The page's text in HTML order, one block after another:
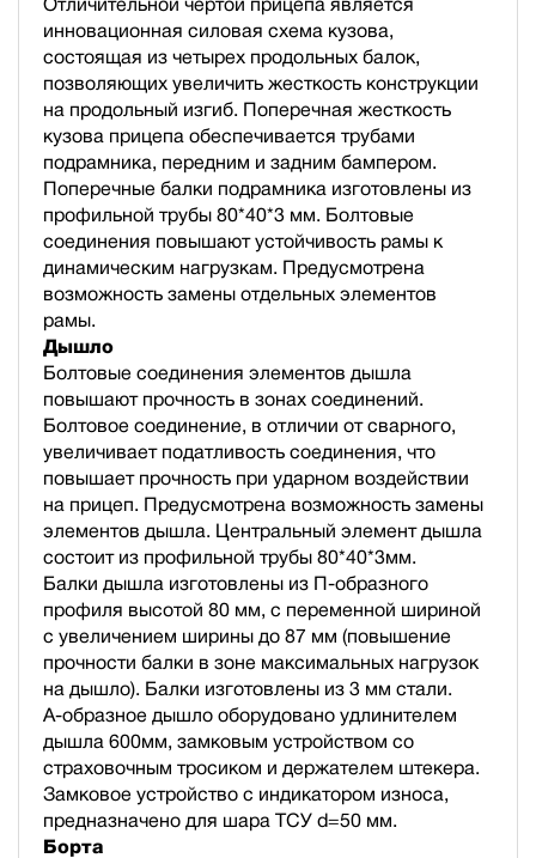
Отличительной чертой прицепа является
инновационная силовая схема кузова,
состоящая из четырех продольных балок,
позволяющих увеличить жесткость конструкции
на продольный изгиб. Поперечная жесткость
кузова прицепа обеспечивается трубами
подрамника, передним и задним бампером.
Поперечные балки подрамника изготовлены из
профильной трубы 80*40*3 мм. Болтовые
соединения повышают устойчивость рамы к
динамическим нагрузкам. Предусмотрена
возможность замены отдельных элементов
рамы.
Дышло
Болтовые соединения элементов дышла
повышают прочность в зонах соединений.
Болтовое соединение, в отличии от сварного,
увеличивает податливость соединения, что
повышает прочность при ударном воздействии
на прицеп. Предусмотрена возможность замены
элементов дышла. Центральный элемент дышла
состоит из профильной трубы 80*40*3мм.
Балки дышла изготовлены из П-образного
профиля высотой 80 мм, с переменной шириной
с увеличением ширины до 87 мм (повышение
прочности балки в зоне максимальных нагрузок
на дышло). Балки изготовлены из 3 мм стали.
А-образное дышло оборудовано удлинителем
дышла 600мм, замковым устройством со
страховочным тросиком и держателем штекера.
Замковое устройство с индикатором износа,
предназначено для шара ТСУ d=50 мм.
Борта